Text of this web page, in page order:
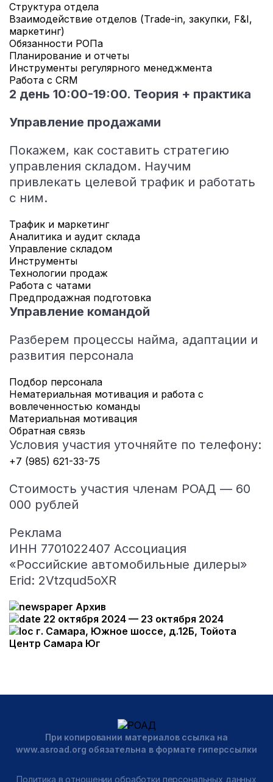
Структура отдела
Взаимодействие отделов (Trade-in, закупки, F&I,
маркетинг)
Обязанности РОПа
Планирование и отчеты
Инструменты регулярного менеджмента
Работа с CRM
2 день 10:00-19:00. Теория + практика
Управление продажами
Покажем, как составить стратегию
управления складом. Научим
привлекать целевой трафик и работать
с ним.
Трафик и маркетинг
Аналитика и аудит склада
Управление складом
Инструменты
Технологии продаж
Работа с чатами
Предпродажная подготовка
Управление командой
Разберем процессы найма, адаптации и
развития персонала
Подбор персонала
Нематериальная мотивация и работа с
вовлеченностью команды
Материальная мотивация
Обратная связь
Условия участия уточняйте по телефону:
+7 (985) 621-33-75
Стоимость участия членам РОАД — 60
000 рублей
Реклама
ИНН 7701022407 Ассоциация
«Российские автомобильные дилеры»
Erid: 2Vtzqud5oXR
Архив
22 октября 2024 — 23 октября 2024
г. Самара, Южное шоссе, д.12Б, Тойота
Центр Самара Юг
При копировании материалов ссылка на
www.asroad.org обязательна в формате гиперссылки
Политика в отношении обработки персональных данных